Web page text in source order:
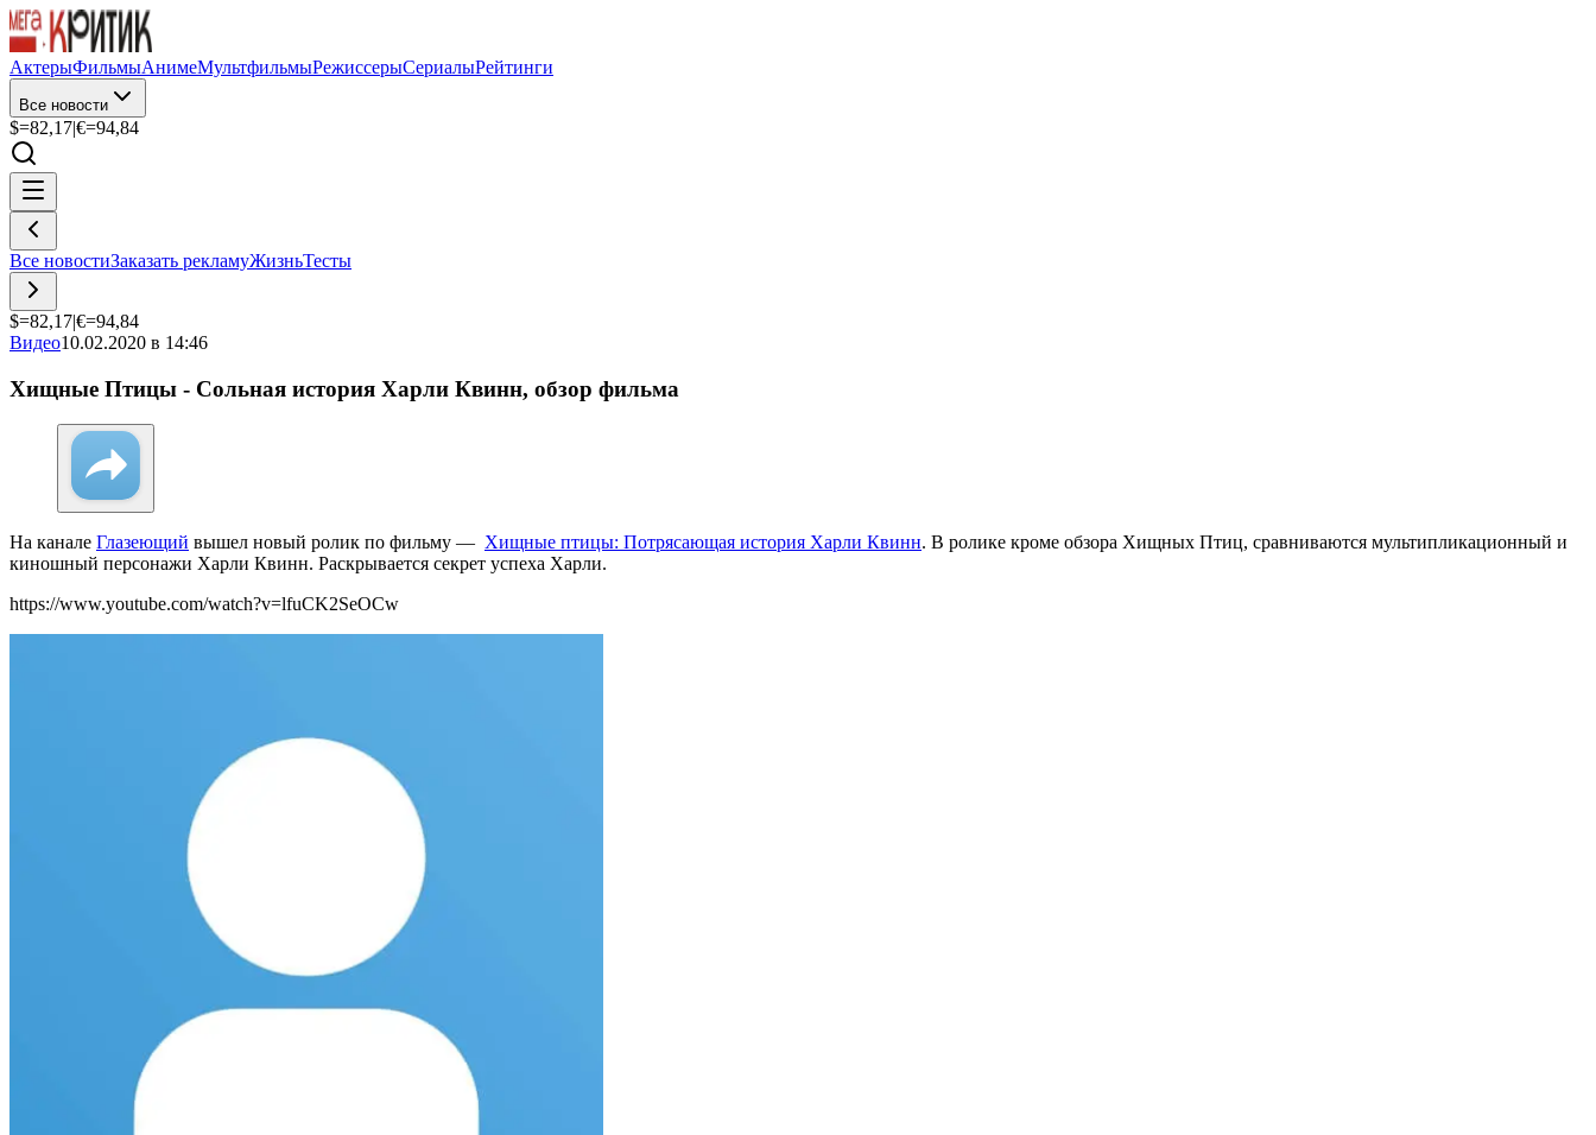
АктерыФильмыАнимеМультфильмыРежиссерыСериалыРейтинги
Все новости
$=82,17|€=94,84
Все новостиЗаказать рекламуЖизньТесты
$=82,17|€=94,84
Видео10.02.2020 в 14:46
Хищные Птицы - Сольная история Харли Квинн, обзор фильма
На канале Глазеющий вышел новый ролик по фильму — Хищные птицы: Потрясающая история Харли Квинн. В ролике кроме обзора Хищных Птиц, сравниваются мультипликационный и
киношный персонажи Харли Квинн. Раскрывается секрет успеха Харли.
https://www.youtube.com/watch?v=lfuCK2SeOCw